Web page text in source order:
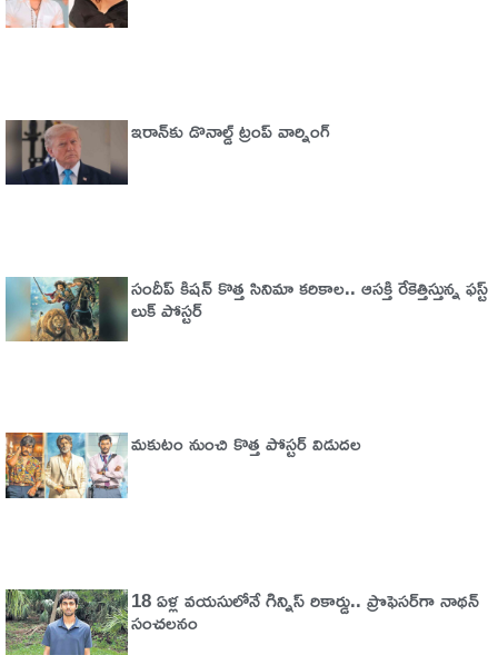
ఇరాన్‌కు డొనాల్డ్ ట్రంప్ వార్నింగ్‌
సందీప్ కిషన్ కొత్త సినిమా కరికాల.. ఆసక్తి రేకెత్తిస్తున్న ఫస్ట్
లుక్ పోస్టర్
మకుటం నుంచి కొత్త పోస్టర్ విడుదల
18 ఏళ్ల వయసులోనే గిన్నిస్ రికార్డు.. ప్రొఫెసర్‌గా నాథన్
సంచలనం